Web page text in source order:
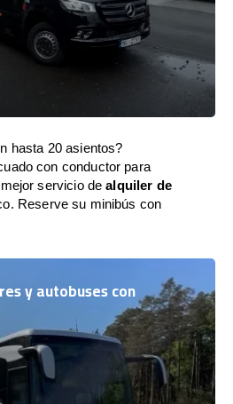
hasta 20 asientos?
con conductor para
servicio dealquiler de
Reserve su minibús con
y autobuses con